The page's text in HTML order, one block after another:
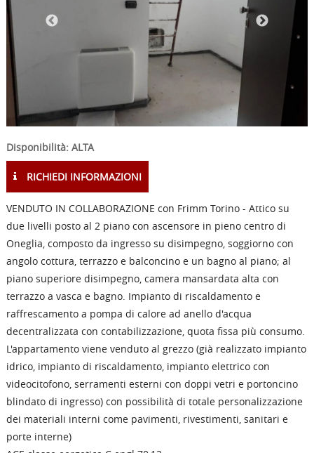
Disponibilità: ALTA
RICHIEDI INFORMAZIONI
VENDUTO IN COLLABORAZIONE con Frimm Torino - Attico su
due livelli posto al 2 piano con ascensore in pieno centro di
Oneglia, composto da ingresso su disimpegno, soggiorno con
angolo cottura, terrazzo e balconcino e un bagno al piano; al
piano superiore disimpegno, camera mansardata alta con
terrazzo a vasca e bagno. Impianto di riscaldamento e
raffrescamento a pompa di calore ad anello d'acqua
decentralizzata con contabilizzazione, quota fissa più consumo.
L'appartamento viene venduto al grezzo (già realizzato impianto
idrico, impianto di riscaldamento, impianto elettrico con
videocitofono, serramenti esterni con doppi vetri e portoncino
blindato di ingresso) con possibilità di totale personalizzazione
dei materiali interni come pavimenti, rivestimenti, sanitari e
porte interne)